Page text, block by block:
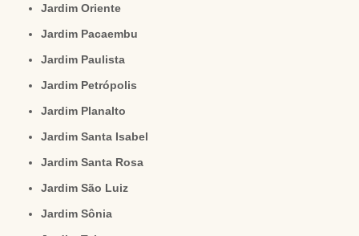
Jardim Oriente
Jardim Pacaembu
Jardim Paulista
Jardim Petrópolis
Jardim Planalto
Jardim Santa Isabel
Jardim Santa Rosa
Jardim São Luiz
Jardim Sônia